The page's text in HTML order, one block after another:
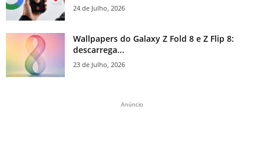
24 de Julho, 2026
Wallpapers do Galaxy Z Fold 8 e Z Flip 8:
descarrega...
23 de Julho, 2026
Anúncio